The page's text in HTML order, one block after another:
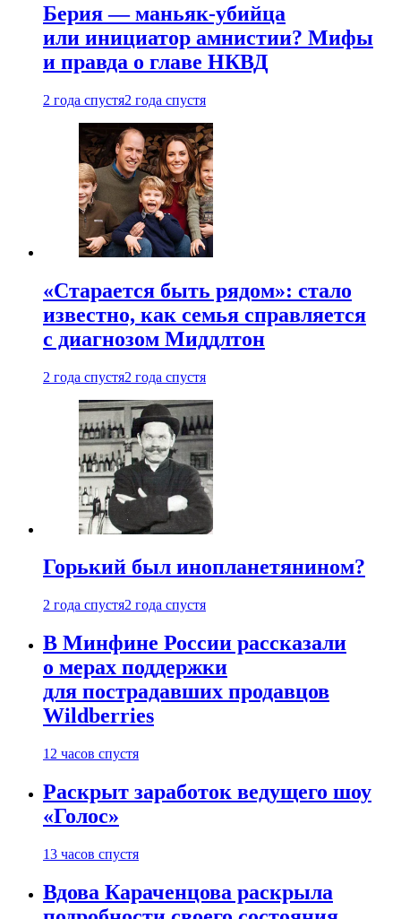
Берия — маньяк-убийца
или инициатор амнистии? Мифы
и правда о главе НКВД
2 года спустя2 года спустя
«Старается быть рядом»: стало
известно, как семья справляется
с диагнозом Миддлтон
2 года спустя2 года спустя
Горький был инопланетянином?
2 года спустя2 года спустя
В Минфине России рассказали
о мерах поддержки
для пострадавших продавцов
Wildberries
12 часов спустя
Раскрыт заработок ведущего шоу
«Голос»
13 часов спустя
Вдова Караченцова раскрыла